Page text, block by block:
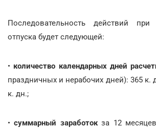
Последовательность действий
отпуска будет следующей:
• количество календарных дней
праздничных и нерабочих дней): 365 к.
к. дн.;
•суммарный заработокза 12